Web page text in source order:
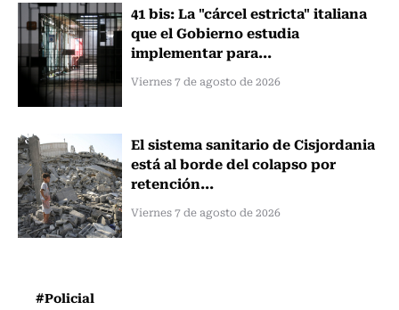
41 bis: La "cárcel estricta" italiana
que el Gobierno estudia
implementar para...
Viernes 7 de agosto de 2026
El sistema sanitario de Cisjordania
está al borde del colapso por
retención...
Viernes 7 de agosto de 2026
#Policial